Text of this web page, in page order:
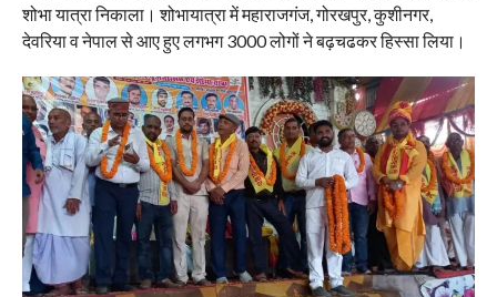
शोभा यात्रा निकाला। शोभायात्रा में महाराजगंज, गोरखपुर, कुशीनगर,
देवरिया व नेपाल से आए हुए लगभग 3000 लोगों ने बढ़चढकर हिस्सा लिया।